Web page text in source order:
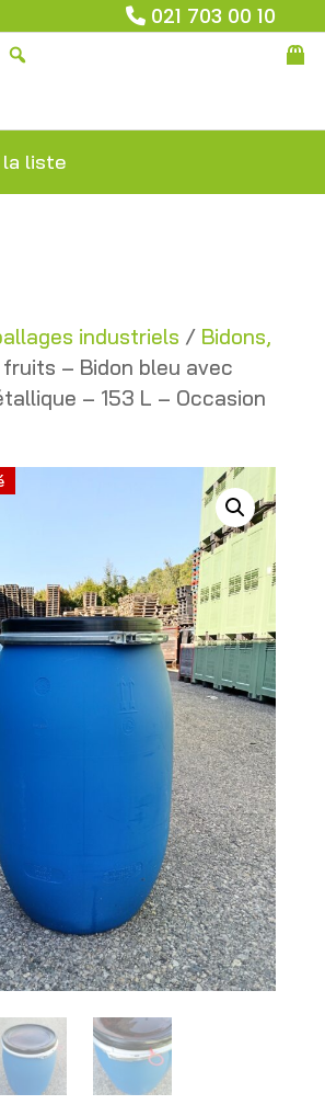
021 703 00 10
la liste
industriels / Bidons,
– Bidon bleu avec
– 153 L – Occasion